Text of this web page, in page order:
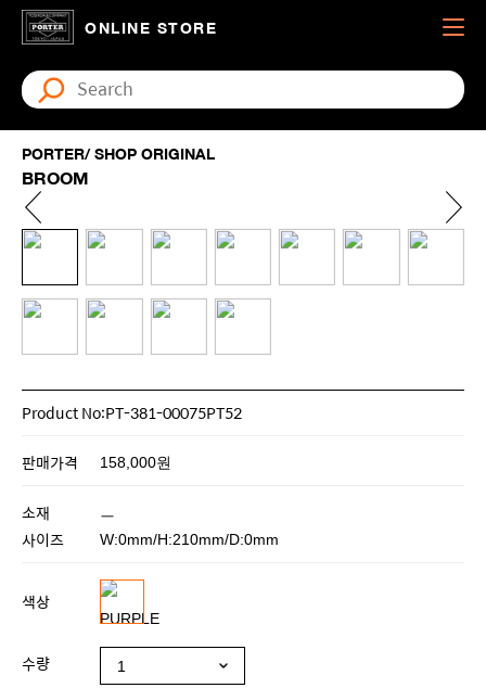
ONLINE STORE
PORTER/ SHOP ORIGINAL
BROOM
Product No:PT-381-00075PT52
판매가격 158,000원
소재 ㅡ
사이즈 W:0mm/H:210mm/D:0mm
색상
수량